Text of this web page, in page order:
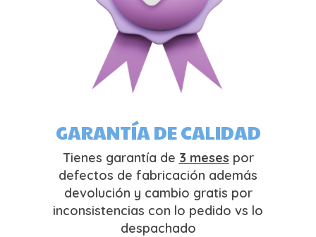
GARANTÍA DE CALIDAD
Tienes garantía de 3 meses por
defectos de fabricación además
devolución y cambio gratis por
inconsistencias con lo pedido vs lo
despachado